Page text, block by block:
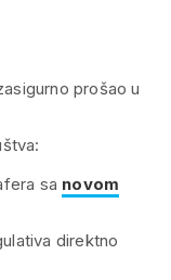
prošao u
sa novom
direktno